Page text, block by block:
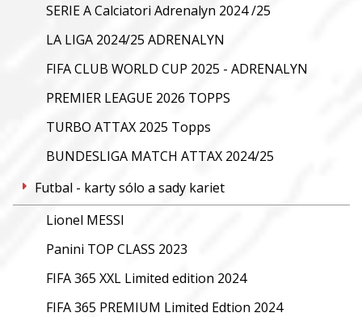
SERIE A Calciatori Adrenalyn 2024 /25
LA LIGA 2024/25 ADRENALYN
FIFA CLUB WORLD CUP 2025 - ADRENALYN
PREMIER LEAGUE 2026 TOPPS
TURBO ATTAX 2025 Topps
BUNDESLIGA MATCH ATTAX 2024/25
Futbal - karty sólo a sady kariet
Lionel MESSI
Panini TOP CLASS 2023
FIFA 365 XXL Limited edition 2024
FIFA 365 PREMIUM Limited Edtion 2024